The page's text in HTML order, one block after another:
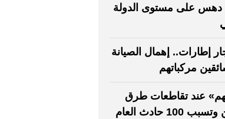
دهس على مستوى الدولة
إطارات.. إهمال الصيانة
مركباتهم
عند تقاطعات طرق
تربك سائقين وتسبب 100 حادث العام